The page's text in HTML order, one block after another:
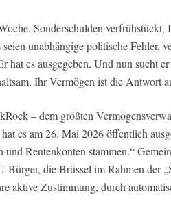
Sonderschulden
unabhängige politische Fehler,
hat es ausgegeben. Und nun sucht
Ihr Vermögen ist die Antwort
– dem größten
es am 26. Mai 2026 öffentlich
und Rentenkonten stammen.“
Bürger, die Brüssel im Rahmen der
aktive Zustimmung, durch